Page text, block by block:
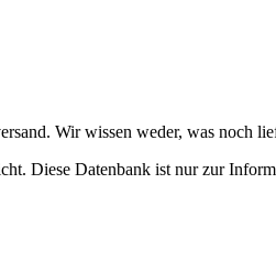
Wir wissen weder, was noch
Diese Datenbank ist nur zur